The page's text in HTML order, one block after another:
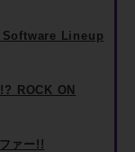
Software Lineup
ROCK ON
ァー!!